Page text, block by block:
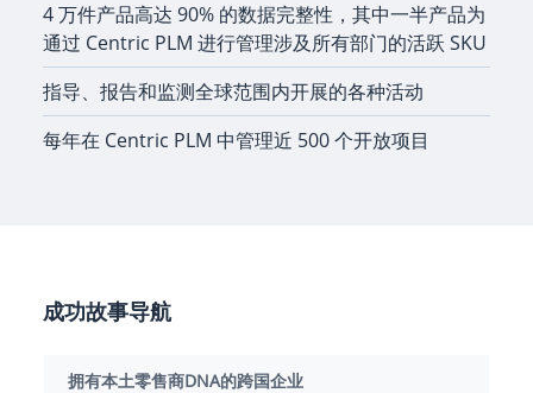
4 万件产品高达 90% 的数据完整性，其中一半产品为
通过 Centric PLM 进行管理涉及所有部门的活跃 SKU
指导、报告和监测全球范围内开展的各种活动
每年在 Centric PLM 中管理近 500 个开放项目
成功故事导航
拥有本土零售商DNA的跨国企业